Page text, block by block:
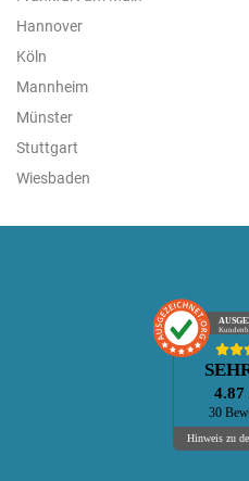
Hannover
Köln
Mannheim
Münster
Stuttgart
Wiesbaden
4.87
30
Hinweis zu